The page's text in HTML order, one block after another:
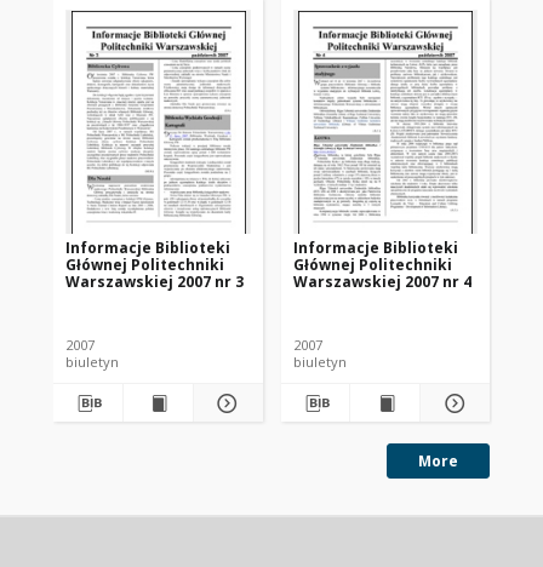
Informacje Biblioteki
Głównej Politechniki
Warszawskiej 2007 nr 3
2007
biuletyn
Informacje Biblioteki
Głównej Politechniki
Warszawskiej 2007 nr 4
2007
biuletyn
More